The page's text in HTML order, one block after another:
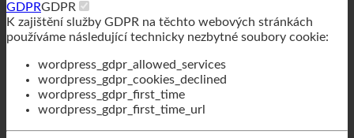
GDPRGDPR
K zajištění služby GDPR na těchto webových stránkách
používáme následující technicky nezbytné soubory cookie:
wordpress_gdpr_allowed_services
wordpress_gdpr_cookies_declined
wordpress_gdpr_first_time
wordpress_gdpr_first_time_url